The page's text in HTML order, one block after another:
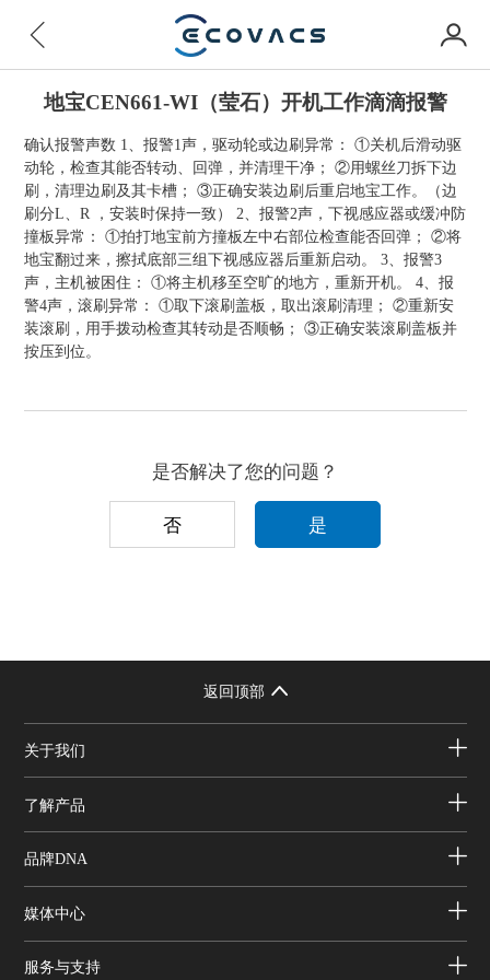
地宝CEN661-WI（莹石）开机工作滴滴报警
确认报警声数 1、报警1声，驱动轮或边刷异常： ①关机后滑动驱
动轮，检查其能否转动、回弹，并清理干净； ②用螺丝刀拆下边
刷，清理边刷及其卡槽； ③正确安装边刷后重启地宝工作。（边
刷分L、R ，安装时保持一致） 2、报警2声，下视感应器或缓冲防
撞板异常： ①拍打地宝前方撞板左中右部位检查能否回弹； ②将
地宝翻过来，擦拭底部三组下视感应器后重新启动。 3、报警3
声，主机被困住： ①将主机移至空旷的地方，重新开机。 4、报
警4声，滚刷异常： ①取下滚刷盖板，取出滚刷清理； ②重新安
装滚刷，用手拨动检查其转动是否顺畅； ③正确安装滚刷盖板并
按压到位。
是否解决了您的问题？
否 是
返回顶部
关于我们
了解产品
品牌DNA
媒体中心
服务与支持